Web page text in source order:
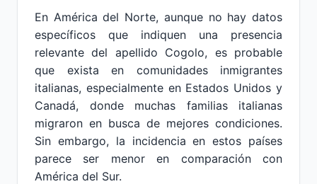
En América del Norte, aunque no hay datos
específicos que indiquen una presencia
relevante del apellido Cogolo, es probable
que exista en comunidades inmigrantes
italianas, especialmente en Estados Unidos y
Canadá, donde muchas familias italianas
migraron en busca de mejores condiciones.
Sin embargo, la incidencia en estos países
parece ser menor en comparación con
América del Sur.